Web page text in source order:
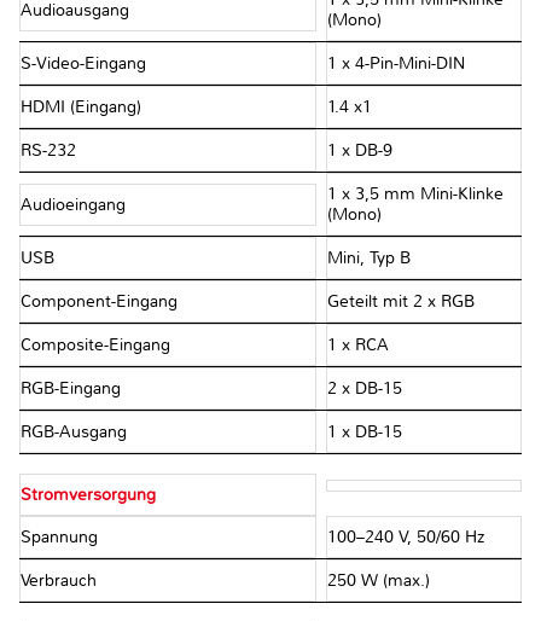
Audioausgang
(Mono)
S-Video-Eingang 1 x 4-Pin-Mini-DIN
HDMI (Eingang) 1.4 x1
RS-232 1 x DB-9
Audioeingang
1 x 3,5 mm Mini-Klinke
(Mono)
USB Mini, Typ B
Component-Eingang Geteilt mit 2 x RGB
Composite-Eingang 1 x RCA
RGB-Eingang 2 x DB-15
RGB-Ausgang 1 x DB-15
Stromversorgung
Spannung 100–240 V, 50/60 Hz
Verbrauch 250 W (max.)